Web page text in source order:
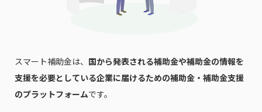
「PDF資料ダウンロード」ボタンを押下した時点
スマート補助金は、 国から発表される補助金や補助金の情報を
支援を必要としている企業に届けるための補助金・補助金支援
のプラットフォームです。